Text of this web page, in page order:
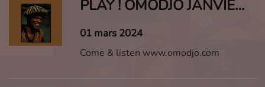
PLAY ! OMODJO JANVIER 2024
01 mars 2024
Come & listen www.omodjo.com